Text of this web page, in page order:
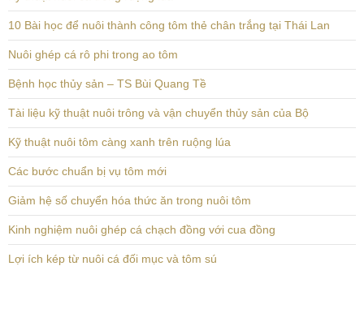
10 Bài học để nuôi thành công tôm thẻ chân trắng tại Thái Lan
Nuôi ghép cá rô phi trong ao tôm
Bệnh học thủy sản – TS Bùi Quang Tề
Tài liệu kỹ thuật nuôi trông và vận chuyển thủy sản của Bộ
Kỹ thuật nuôi tôm càng xanh trên ruộng lúa
Các bước chuẩn bị vụ tôm mới
Giảm hệ số chuyển hóa thức ăn trong nuôi tôm
Kinh nghiệm nuôi ghép cá chạch đồng với cua đồng
Lợi ích kép từ nuôi cá đối mục và tôm sú